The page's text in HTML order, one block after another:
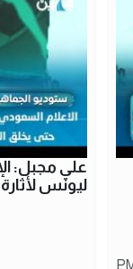
علي مجبل:
ليونس